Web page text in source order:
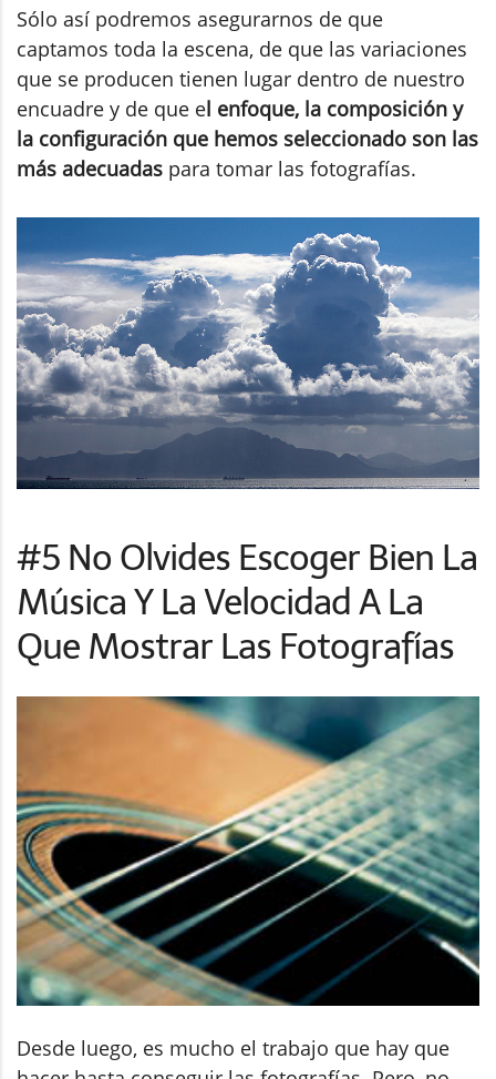
Sólo así podremos asegurarnos de que
captamos toda la escena, de que las variaciones
que se producen tienen lugar dentro de nuestro
encuadre y de que el enfoque, la composición y
la configuración que hemos seleccionado son las
más adecuadas para tomar las fotografías.
#5 No Olvides Escoger Bien La
Música Y La Velocidad A La
Que Mostrar Las Fotografías
Desde luego, es mucho el trabajo que hay que